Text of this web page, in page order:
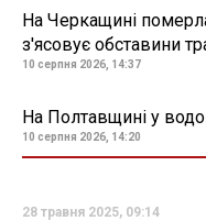
На Черкащині
з'ясовує обставини
10 серпня 2026, 14:37
На Полтавщині у
10 серпня 2026, 14:20
28 травня 2025, 09:14